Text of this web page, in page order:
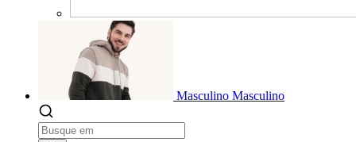
Masculino Masculino